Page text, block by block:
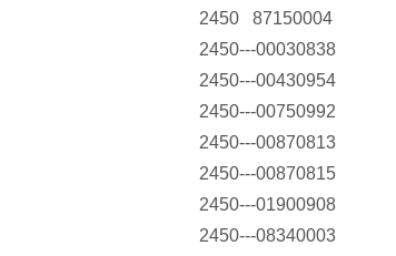
2450 87150004
2450---00030838
2450---00430954
2450---00750992
2450---00870813
2450---00870815
2450---01900908
2450---08340003